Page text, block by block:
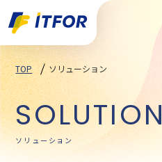
TOP ソリューション
SOLUTION
ソリューション